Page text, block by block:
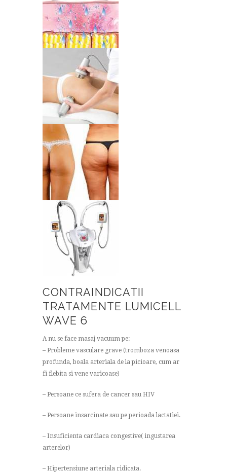
CONTRAINDICATII
TRATAMENTE LUMICELL
WAVE 6
A nu se face masaj vacuum pe:
– Probleme vasculare grave (tromboza venoasa
profunda, boala arteriala de la picioare, cum ar
fi flebita si vene varicoase)
– Persoane ce sufera de cancer sau HIV
– Persoane insarcinate sau pe perioada lactatiei.
– Insuficienta cardiaca congestive( ingustarea
arterelor)
– Hipertensiune arteriala ridicata.